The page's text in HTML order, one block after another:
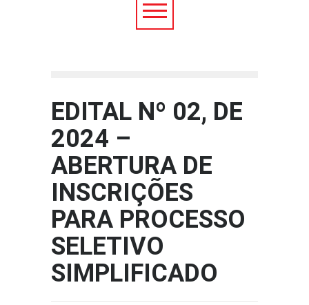
EDITAL Nº 02, DE
2024 –
ABERTURA DE
INSCRIÇÕES
PARA PROCESSO
SELETIVO
SIMPLIFICADO